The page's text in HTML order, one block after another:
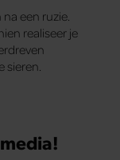
een ruzie.
realiseer je
sieren.